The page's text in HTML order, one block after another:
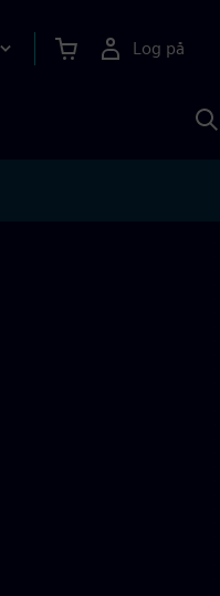
Log på